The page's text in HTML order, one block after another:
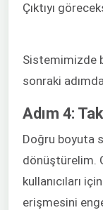
Çıktıyı
Sistemimizde
sonraki
Adım 4:
Doğru boyuta
dönüştürelim.
kullanıcıları
erişmesini